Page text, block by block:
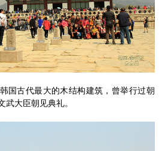
国古代最大的木结构建筑，曾举行过朝
大臣朝见典礼。